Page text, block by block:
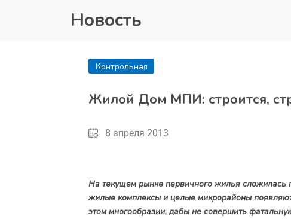
Новость
Контрольная
Жилой Дом МПИ: строится,
8 апреля 2013
На текущем рынке первичного жилья сложилась
жилые комплексы и целые микрорайоны
этом многообразии, дабы не совершить